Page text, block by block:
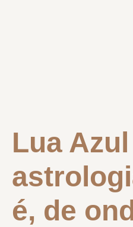
Lua
é, de